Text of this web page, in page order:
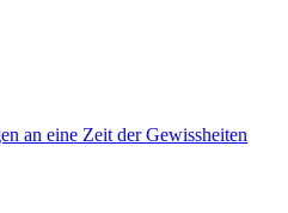
an eine Zeit der Gewissheiten